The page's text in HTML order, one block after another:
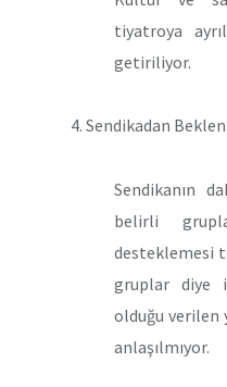
tiyatroya
getiriliyor.
4. Sendikadan
Sendikanın
belirli
desteklemesi
gruplar diye
olduğu verilen
anlaşılmıyor.